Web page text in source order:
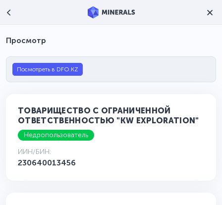
Просмотр
Посмотреть в DFO.KZ
ТОВАРИЩЕСТВО С ОГРАНИЧЕННОЙ
ОТВЕТСТВЕННОСТЬЮ "KW EXPLORATION"
Недропользователь
ИИН/БИН:
230640013456